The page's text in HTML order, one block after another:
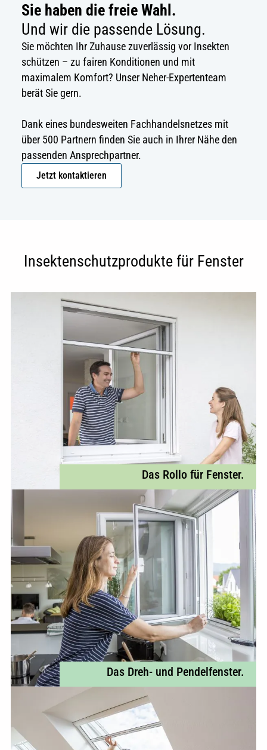
Sie haben die freie Wahl.
Und wir die passende Lösung.
Sie möchten Ihr Zuhause zuverlässig vor Insekten
schützen – zu fairen Konditionen und mit
maximalem Komfort? Unser Neher-Expertenteam
berät Sie gern.
Dank eines bundesweiten Fachhandelsnetzes mit
über 500 Partnern finden Sie auch in Ihrer Nähe den
passenden Ansprechpartner.
Jetzt kontaktieren
Insektenschutzprodukte für Fenster
Das Rollo für Fenster.
Das Dreh- und Pendelfenster.